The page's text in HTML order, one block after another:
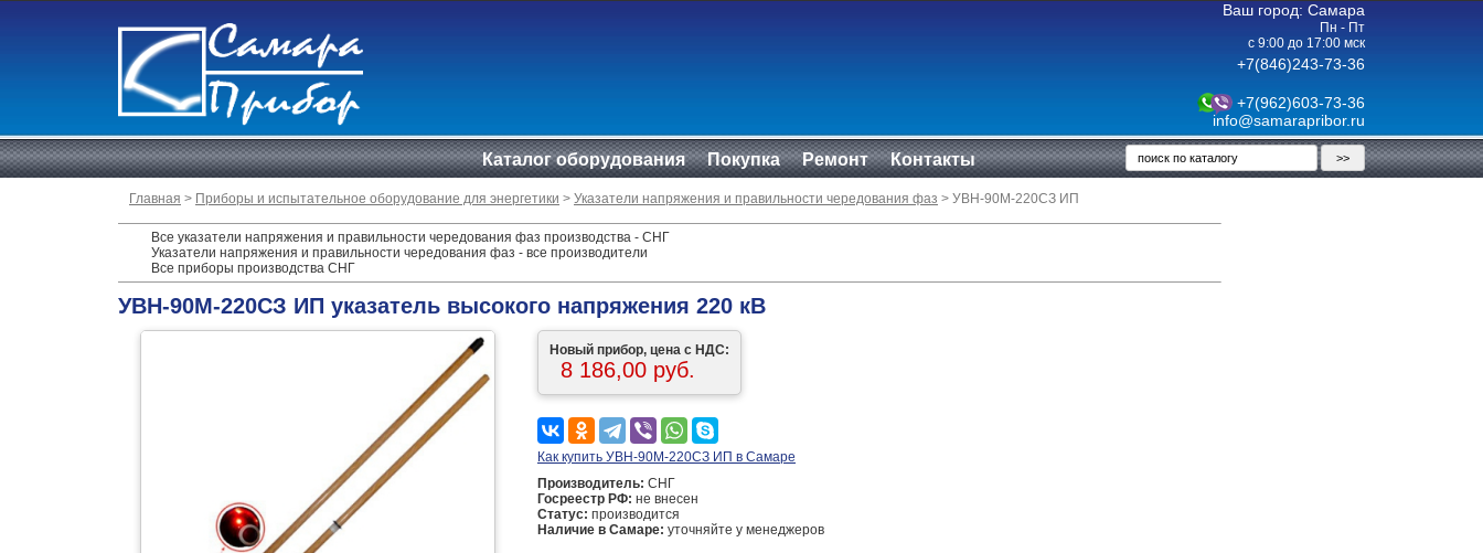
Ваш город: Самара
Пн - Пт
с 9:00 до 17:00 мск
+7(846)243-73-36
+7(962)603-73-36
info@samarapribor.ru
Каталог оборудования Покупка Ремонт Контакты
Главная > Приборы и испытательное оборудование для энергетики > Указатели напряжения и правильности чередования фаз > УВН-90М-220СЗ ИП
Все указатели напряжения и правильности чередования фаз производства - СНГ
Указатели напряжения и правильности чередования фаз - все производители
Все приборы производства СНГ
УВН-90М-220СЗ ИП указатель высокого напряжения 220 кВ
Новый прибор, цена с НДС:
8 186,00 руб.
Как купить УВН-90М-220СЗ ИП в Самаре
Производитель: СНГ
Госреестр РФ: не внесен
Статус: производится
Наличие в Самаре: уточняйте у менеджеров